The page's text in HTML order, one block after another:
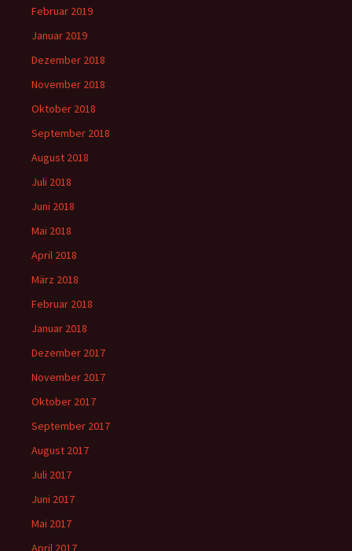
Februar 2019
Januar 2019
Dezember 2018
November 2018
Oktober 2018
September 2018
August 2018
Juli 2018
Juni 2018
Mai 2018
April 2018
März 2018
Februar 2018
Januar 2018
Dezember 2017
November 2017
Oktober 2017
September 2017
August 2017
Juli 2017
Juni 2017
Mai 2017
April 2017